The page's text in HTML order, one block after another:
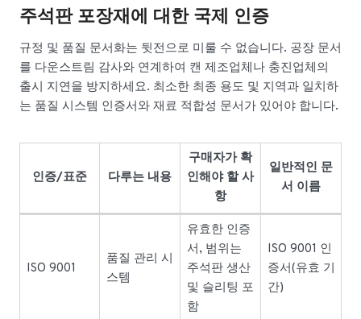
주석판 포장재에 대한 국제 인증
규정 및 품질 문서화는 뒷전으로 미룰 수 없습니다. 공장 문서
를 다운스트림 감사와 연계하여 캔 제조업체나 충진업체의
출시 지연을 방지하세요. 최소한 최종 용도 및 지역과 일치하
는 품질 시스템 인증서와 재료 적합성 문서가 있어야 합니다.
인증/표준 다루는 내용
구매자가 확
인해야 할 사
항
일반적인 문
서 이름
ISO 9001
품질 관리 시
스템
유효한 인증
서, 범위는
주석판 생산
및 슬리팅 포
함
ISO 9001 인
증서(유효 기
간)